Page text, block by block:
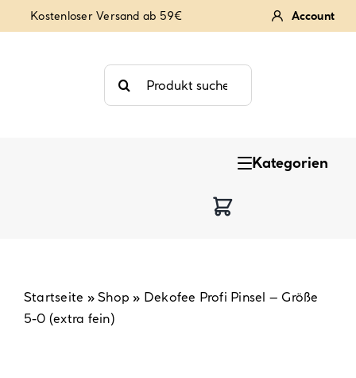
Inhalt
Kostenloser Versand ab 59€ Account
Suche
nach:
Kategorien
Backzubehör & Backwerkzeug
Startseite »Shop » Dekofee Profi Pinsel – Größe
5-0 (extra fein)